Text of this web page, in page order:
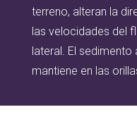
terreno, alteran la
las velocidades del
lateral. El
mantiene en las